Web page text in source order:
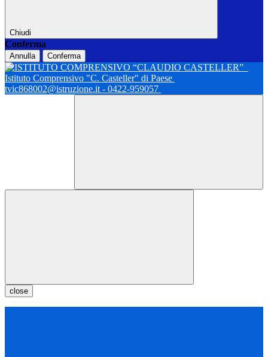
Chiudi
Conferma
Annulla Conferma
Istituto Comprensivo "C. Casteller" di Paese
tvic868002@istruzione.it - 0422-959057
close